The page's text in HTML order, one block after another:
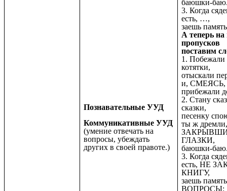
Познавательные УУД
Коммуникативные УУД
(умение отвечать на
вопросы, убеждать
других в своей правоте.)
баюшки-
3. Когда
есть, …,
заешь
А теперь на
пропусков
поставим
1. Побежали
котятки,
отыскали
и, СМЕЯСЬ,
прибежали
2. Стану
сказки,
песенку
ты ж
ГЛАЗКИ,
баюшки-
3. Когда
есть, НЕ
КНИГУ,
заешь
ВОПРОСЫ: